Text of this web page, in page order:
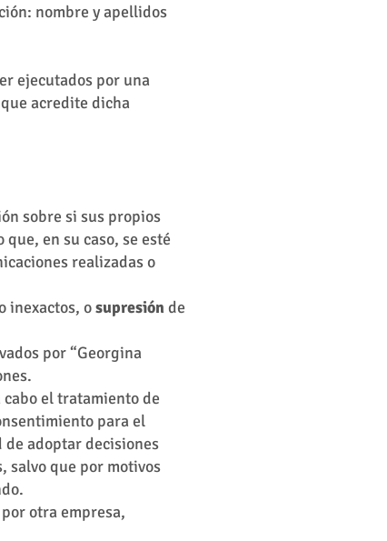
nombre y apellidos
ejecutados por una
acredite dicha
sobre si sus propios
en su caso, se esté
realizadas o
inexactos, osupresión de
por “Georgina
el tratamiento de
para el
adoptar decisiones
salvo que por motivos
otra empresa,